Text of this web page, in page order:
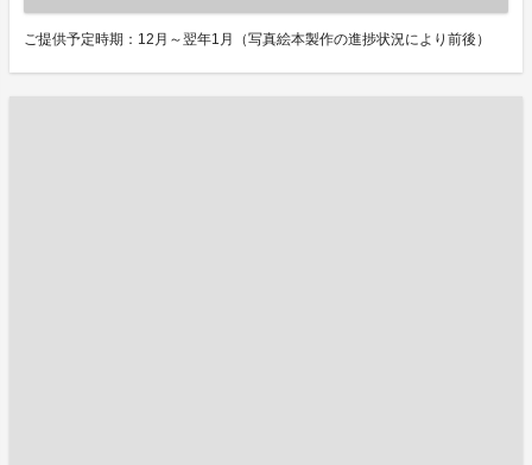
ご提供予定時期：12月～翌年1月（写真絵本製作の進捗状況により前後）